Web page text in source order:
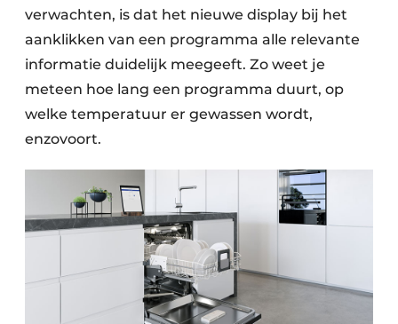
verwachten, is dat het nieuwe display bij het
aanklikken van een programma alle relevante
informatie duidelijk meegeeft. Zo weet je
meteen hoe lang een programma duurt, op
welke temperatuur er gewassen wordt,
enzovoort.